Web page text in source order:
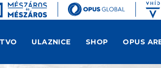
ULAZNICE SHOP OPUS